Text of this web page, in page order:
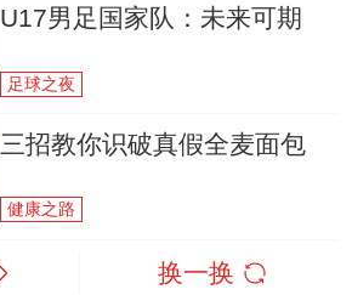
U17男足国家队：未来可期
足球之夜
三招教你识破真假全麦面包
健康之路
换一换